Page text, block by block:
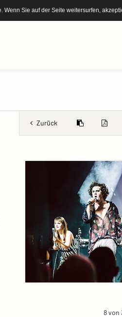
Sie auf der Seite weitersurfen,
Zurück
8 von